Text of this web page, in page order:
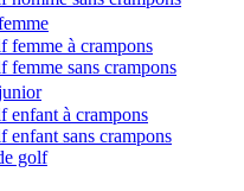
femme à crampons
femme sans crampons
enfant à crampons
enfant sans crampons
golf